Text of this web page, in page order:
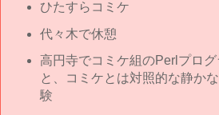
ひたすらコミケ
代々木で休憩
高円寺でコミケ組のPerlプログ
と、コミケとは対照的な静か
験